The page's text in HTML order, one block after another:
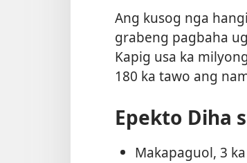
Ang kusog nga
grabeng pagbaha
Kapig usa ka
180 ka tawo ang
Epekto Diha
Makapaguol, 3